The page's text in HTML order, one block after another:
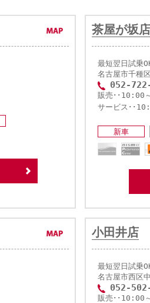
茶屋が坂店
最短翌日試乗
名古屋市千種
052-
販売･･10:00
サービス･･
新車
小田井店
最短翌日試乗
名古屋市西区
052-
販売･･10:00